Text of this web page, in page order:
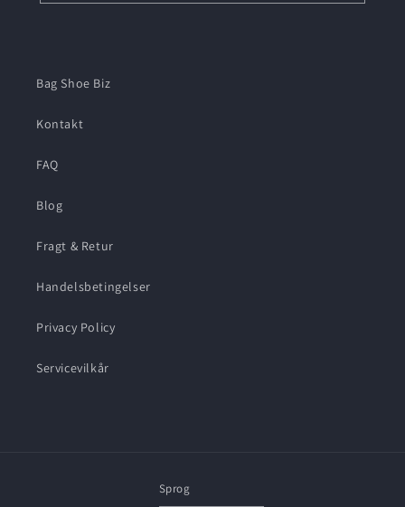
Bag Shoe Biz
Kontakt
FAQ
Blog
Fragt & Retur
Handelsbetingelser
Privacy Policy
Servicevilkår
Sprog